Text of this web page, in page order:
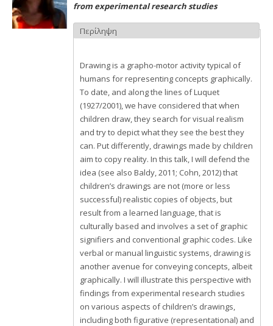
from experimental research studies
Περίληψη
Drawing is a grapho-motor activity typical of
humans for representing concepts graphically.
To date, and along the lines of Luquet
(1927/2001), we have considered that when
children draw, they search for visual realism
and try to depict what they see the best they
can. Put differently, drawings made by children
aim to copy reality. In this talk, I will defend the
idea (see also Baldy, 2011; Cohn, 2012) that
children’s drawings are not (more or less
successful) realistic copies of objects, but
result from a learned language, that is
culturally based and involves a set of graphic
signifiers and conventional graphic codes. Like
verbal or manual linguistic systems, drawing is
another avenue for conveying concepts, albeit
graphically. I will illustrate this perspective with
findings from experimental research studies
on various aspects of children’s drawings,
including both figurative (representational) and